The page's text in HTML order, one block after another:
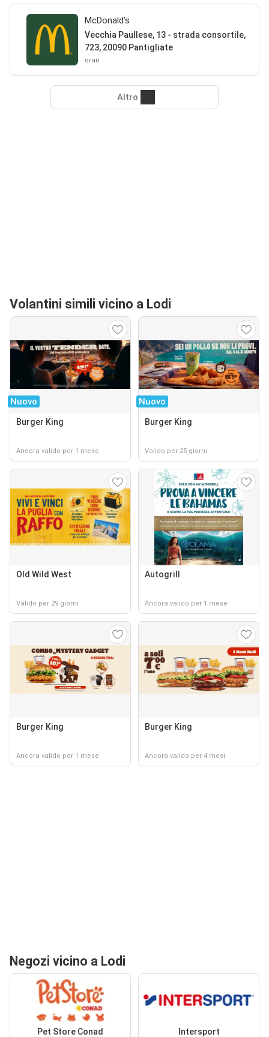
McDonald's
Vecchia Paullese, 13 - strada consortile,
723, 20090 Pantigliate
orari
Altro
Volantini simili vicino a Lodi
Nuovo
Burger King
Ancora valido per 1 mese
Nuovo
Burger King
Valido per 25 giorni
Old Wild West
Valido per 29 giorni
Autogrill
Ancora valido per 1 mese
Burger King
Ancora valido per 1 mese
Burger King
Ancora valido per 4 mesi
Negozi vicino a Lodi
Pet Store Conad Intersport